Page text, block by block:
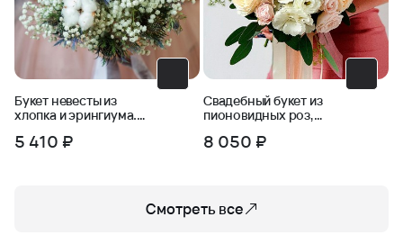
Букет невесты из
хлопка и эрингиума.
5 410 ₽
Свадебный букет из
пионовидных роз,
8 050 ₽
Смотреть все